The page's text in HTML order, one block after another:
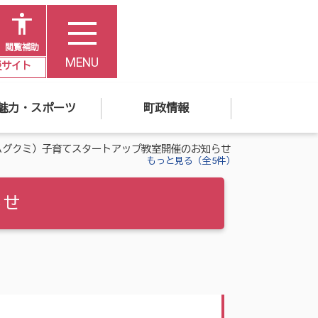
閲覧補助
イト MENU
力・スポーツ 町政情報
グクミ）子育てスタートアップ教室開催のお知らせ
もっと見る（全5件）